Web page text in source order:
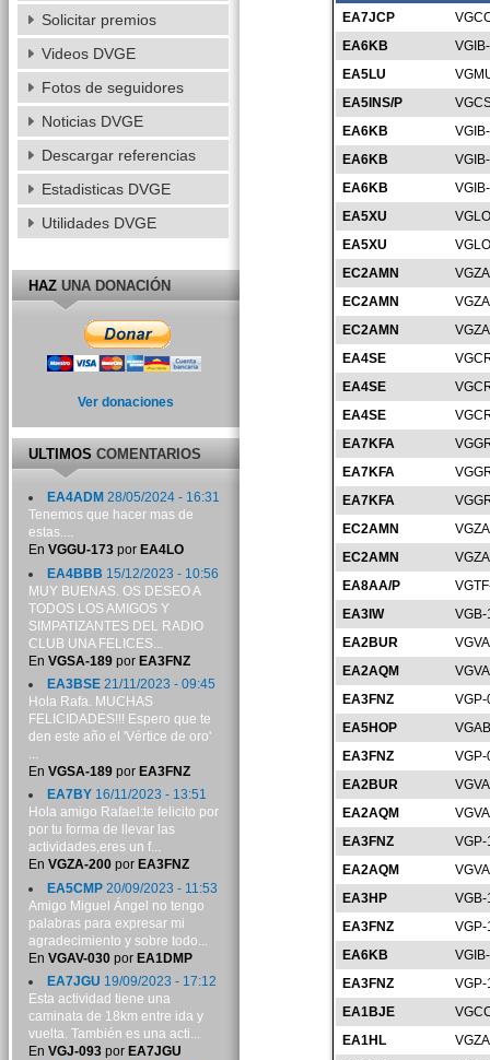
EA7JCP
EA6KB
EA5LU
EA5INS/P
EA6KB
EA6KB
EA6KB
EA5XU
EA5XU
EC2AMN
EC2AMN
EC2AMN
EA4SE
EA4SE
EA4SE
EA7KFA
EA7KFA
EA7KFA
EC2AMN
EC2AMN
EA8AA/P
EA3IW
VGB-
EA2BUR
EA2AQM
EA3FNZ
EA5HOP
EA3FNZ
EA2BUR
EA2AQM
EA3FNZ
EA2AQM
EA3HP
EA3FNZ
EA6KB
EA3FNZ
VGP-
EA1BJE
EA1HL
Solicitar premios
Videos DVGE
Fotos de seguidores
Noticias DVGE
Descargar referencias
Estadisticas DVGE
Utilidades DVGE
HAZUNA DONACIÓN
Ver donaciones
ULTIMOSCOMENTARIOS
EA4ADM 28/05/2024 - 16:31
Tenemos que hacer mas de
estas....
En VGGU-173por EA4LO
EA4BBB 15/12/2023 - 10:56
MUY BUENAS. OS DESEO A
TODOS LOS AMIGOS Y
SIMPATIZANTES DEL RADIO
CLUB UNA FELICES...
En VGSA-189por EA3FNZ
EA3BSE21/11/2023 - 09:45
Hola Rafa. MUCHAS
FELICIDADES!!! Espero que te
den este año el 'Vértice de oro'
...
En VGSA-189por EA3FNZ
EA7BY16/11/2023 - 13:51
Hola amigo Rafael:te felicito por
por tu forma de llevar las
actividades,eres un f...
En VGZA-200por EA3FNZ
EA5CMP20/09/2023 - 11:53
Amigo Miguel Ángel no tengo
palabras para expresar mi
agradecimiento y sobre todo...
En VGAV-030por EA1DMP
EA7JGU 19/09/2023 - 17:12
Esta actividad tiene una
caminata de 18km entre ida y
vuelta. También es una acti...
En VGJ-093por EA7JGU